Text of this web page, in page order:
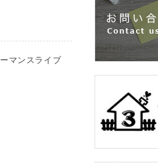
マンスライブ